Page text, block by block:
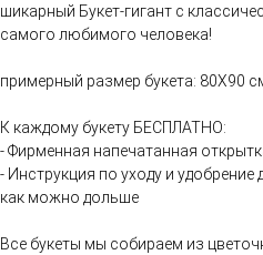
шикарный Букет-гигант с
самого любимого человека!
примерный размер букета: 80Х90
К каждому букету БЕСПЛАТНО:
- Фирменная напечатанная
- Инструкция по уходу и
как можно дольше
Все букеты мы собираем из